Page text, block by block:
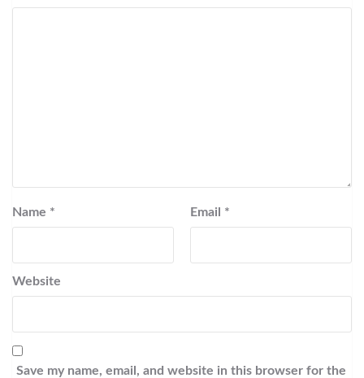
Name * Email *
Website
Save my name, email, and website in this browser for the